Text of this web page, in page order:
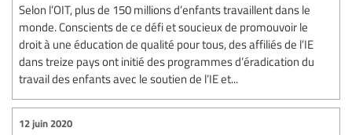
Selon l’OIT, plus de 150 millions d’enfants travaillent dans le
monde. Conscients de ce défi et soucieux de promouvoir le
droit à une éducation de qualité pour tous, des affiliés de l’IE
dans treize pays ont initié des programmes d’éradication du
travail des enfants avec le soutien de l’IE et...
12 juin 2020